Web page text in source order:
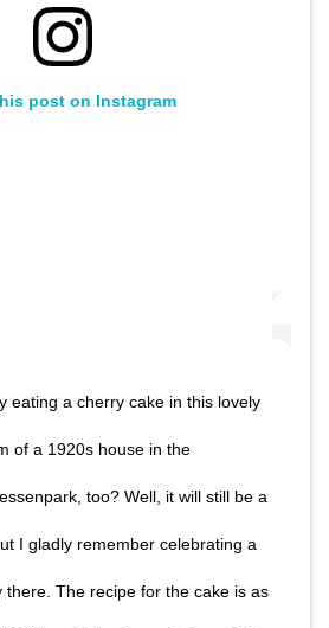
post on Instagram
eating a cherry cake in this lovely
of a 1920s house in the
too? Well, it will still be a
I gladly remember celebrating a
there. The recipe for the cake is as